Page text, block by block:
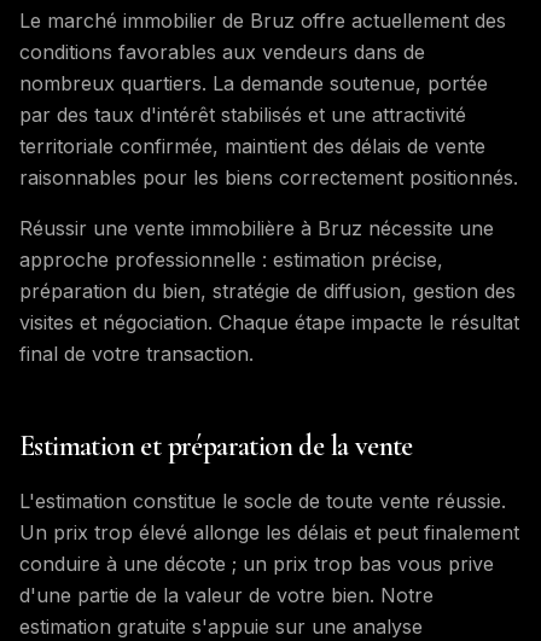
Le marché immobilier de Bruz offre actuellement des
conditions favorables aux vendeurs dans de
nombreux quartiers. La demande soutenue, portée
par des taux d'intérêt stabilisés et une attractivité
territoriale confirmée, maintient des délais de vente
raisonnables pour les biens correctement positionnés.
Réussir une vente immobilière à Bruz nécessite une
approche professionnelle : estimation précise,
préparation du bien, stratégie de diffusion, gestion des
visites et négociation. Chaque étape impacte le résultat
final de votre transaction.
Estimation et préparation de la vente
L'estimation constitue le socle de toute vente réussie.
Un prix trop élevé allonge les délais et peut finalement
conduire à une décote ; un prix trop bas vous prive
d'une partie de la valeur de votre bien. Notre
estimation gratuite s'appuie sur une analyse